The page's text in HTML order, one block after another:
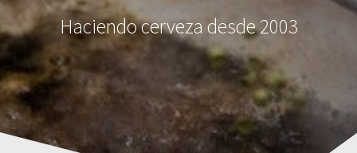
Haciendo cerveza desde 2003